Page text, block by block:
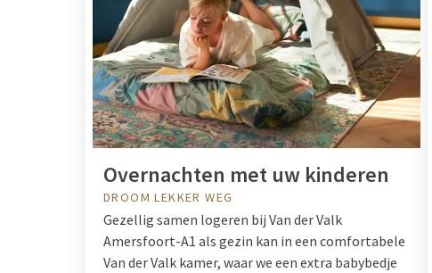
Overnachten met uw kinderen
DROOM LEKKER WEG
Gezellig samen logeren bij Van der Valk
Amersfoort-A1 als gezin kan in een comfortabele
Van der Valk kamer, waar we een extra babybedje